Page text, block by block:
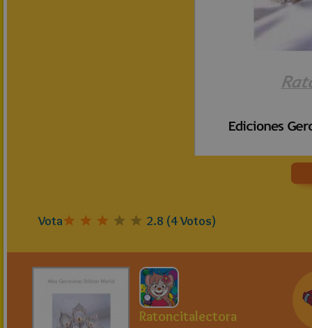
Vota 2.8 (4Votos)
Ratoncitalectora